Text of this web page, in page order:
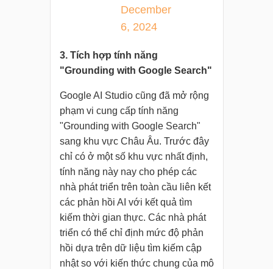
December
6, 2024
3. Tích hợp tính năng
"Grounding with Google Search"
Google AI Studio cũng đã mở rộng
phạm vi cung cấp tính năng
"Grounding with Google Search"
sang khu vực Châu Âu. Trước đây
chỉ có ở một số khu vực nhất định,
tính năng này nay cho phép các
nhà phát triển trên toàn cầu liên kết
các phản hồi AI với kết quả tìm
kiếm thời gian thực. Các nhà phát
triển có thể chỉ định mức độ phản
hồi dựa trên dữ liệu tìm kiếm cập
nhật so với kiến thức chung của mô